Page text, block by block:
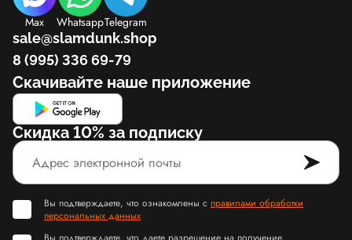
Max WhatsappTelegram
sale@slamdunk.shop
8 (995) 336 69-79
Скачивайте наше приложение
Скидка 10% за подписку
Вы подтверждаете, что ознакомлены с правилами обработки
персональных данных